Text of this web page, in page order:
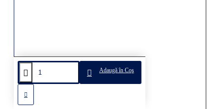
Adaugă în Coş
Cartus filtrant Alcalin x 12 buc